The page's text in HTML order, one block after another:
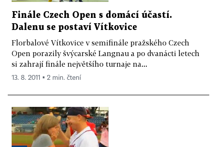
Finále Czech Open s domácí účastí.
Dalenu se postaví Vítkovice
Florbalové Vítkovice v semifinále pražského Czech
Open porazily švýcarské Langnau a po dvanácti letech
si zahrají finále největšího turnaje na...
13. 8. 2011 ▪ 2 min. čtení